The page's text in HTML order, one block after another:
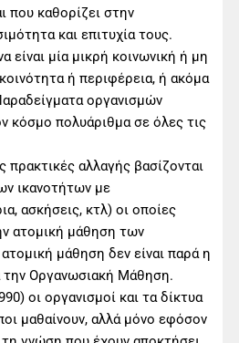
που καθορίζει στην
και επιτυχία τους.
είναι μία μικρή κοινωνική ή μη
ή περιφέρεια, ή ακόμα
οργανισμών
κόσμο πολυάριθμα σε όλες τις
πρακτικές αλλαγής βασίζονται
ικανοτήτων με
ασκήσεις, κτλ) οι οποίες
ατομική μάθηση των
μάθηση δεν είναι παρά η
την Οργανωσιακή Mάθηση.
oι οργανισμοί και τα δίκτυα
μαθαίνουν, αλλά μόνο εφόσον